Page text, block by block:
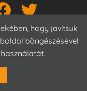
FacebookTwitter
hogy javítsuk
böngészésével